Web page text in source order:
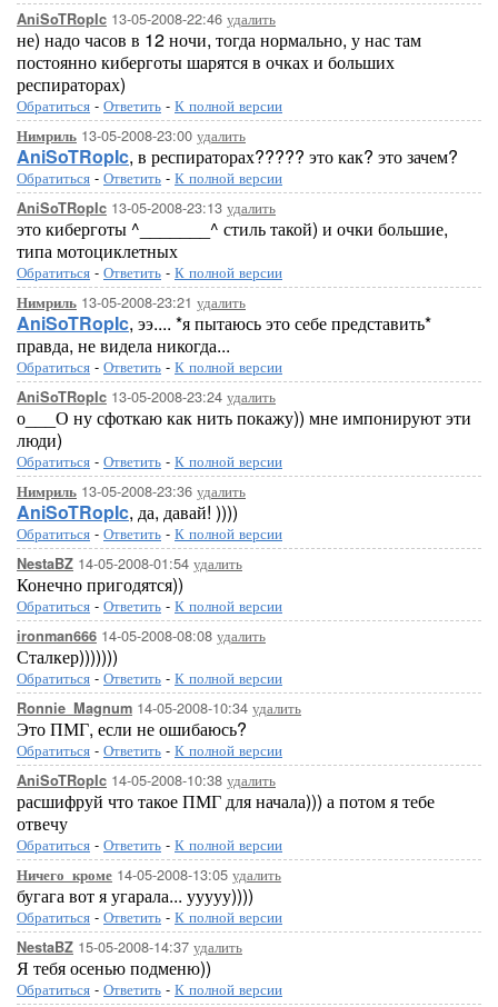
AniSoTRopIc 13-05-2008-22:46 удалить
не) надо часов в 12 ночи, тогда нормально, у нас там
постоянно киберготы шарятся в очках и больших
респираторах)
Обратиться - Ответить - К полной версии
Нимриль 13-05-2008-23:00 удалить
AniSoTRopIc, в респираторах????? это как? это зачем?
Обратиться - Ответить - К полной версии
AniSoTRopIc 13-05-2008-23:13 удалить
это киберготы ^_______^ стиль такой) и очки большие,
типа мотоциклетных
Обратиться - Ответить - К полной версии
Нимриль 13-05-2008-23:21 удалить
AniSoTRopIc, ээ.... *я пытаюсь это себе представить*
правда, не видела никогда...
Обратиться - Ответить - К полной версии
AniSoTRopIc 13-05-2008-23:24 удалить
о___О ну сфоткаю как нить покажу)) мне импонируют эти
люди)
Обратиться - Ответить - К полной версии
Нимриль 13-05-2008-23:36 удалить
AniSoTRopIc, да, давай! ))))
Обратиться - Ответить - К полной версии
NestaBZ 14-05-2008-01:54 удалить
Конечно пригодятся))
Обратиться - Ответить - К полной версии
ironman666 14-05-2008-08:08 удалить
Сталкер)))))))
Обратиться - Ответить - К полной версии
Ronnie_Magnum 14-05-2008-10:34 удалить
Это ПМГ, если не ошибаюсь?
Обратиться - Ответить - К полной версии
AniSoTRopIc 14-05-2008-10:38 удалить
расшифруй что такое ПМГ для начала))) а потом я тебе
отвечу
Обратиться - Ответить - К полной версии
Ничего_кроме 14-05-2008-13:05 удалить
бугага вот я угарала... ууууу))))
Обратиться - Ответить - К полной версии
NestaBZ 15-05-2008-14:37 удалить
Я тебя осенью подменю))
Обратиться - Ответить - К полной версии